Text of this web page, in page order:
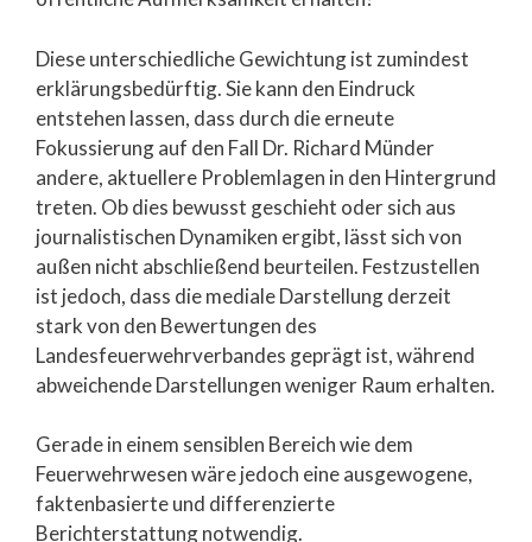
Diese unterschiedliche Gewichtung ist zumindest
erklärungsbedürftig. Sie kann den Eindruck
entstehen lassen, dass durch die erneute
Fokussierung auf den Fall Dr. Richard Münder
andere, aktuellere Problemlagen in den Hintergrund
treten. Ob dies bewusst geschieht oder sich aus
journalistischen Dynamiken ergibt, lässt sich von
außen nicht abschließend beurteilen. Festzustellen
ist jedoch, dass die mediale Darstellung derzeit
stark von den Bewertungen des
Landesfeuerwehrverbandes geprägt ist, während
abweichende Darstellungen weniger Raum erhalten.
Gerade in einem sensiblen Bereich wie dem
Feuerwehrwesen wäre jedoch eine ausgewogene,
faktenbasierte und differenzierte
Berichterstattung notwendig.